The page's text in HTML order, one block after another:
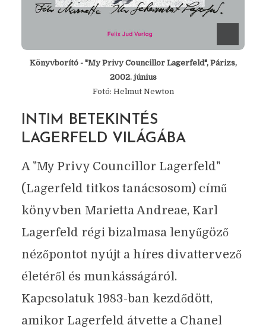
Könyvborító - "My Privy Councillor Lagerfeld", Párizs,
2002. június
Fotó: Helmut Newton
INTIM BETEKINTÉS
LAGERFELD VILÁGÁBA
A "My Privy Councillor Lagerfeld"
(Lagerfeld titkos tanácsosom) című
könyvben Marietta Andreae, Karl
Lagerfeld régi bizalmasa lenyűgöző
nézőpontot nyújt a híres divattervező
életéről és munkásságáról.
Kapcsolatuk 1983-ban kezdődött,
amikor Lagerfeld átvette a Chanel